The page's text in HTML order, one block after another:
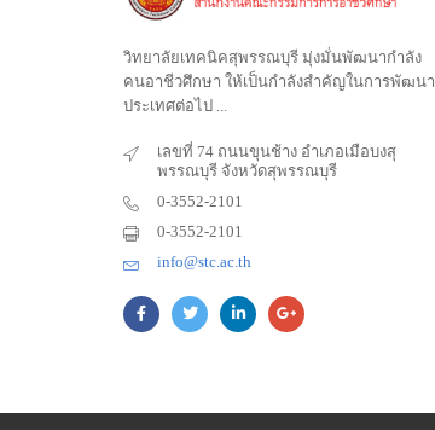
วิทยาลัยเทคนิคสุพรรณบุรี มุ่งมั่นพัฒนากำลัง
คนอาชีวศึกษา ให้เป็นกำลังสำคัญในการพัฒนา
ประเทศต่อไป ...
เลขที่ 74 ถนนขุนช้าง อำเภอเมือบงสุ
พรรณบุรี จังหวัดสุพรรณบุรี
0-3552-2101
0-3552-2101
info@stc.ac.th